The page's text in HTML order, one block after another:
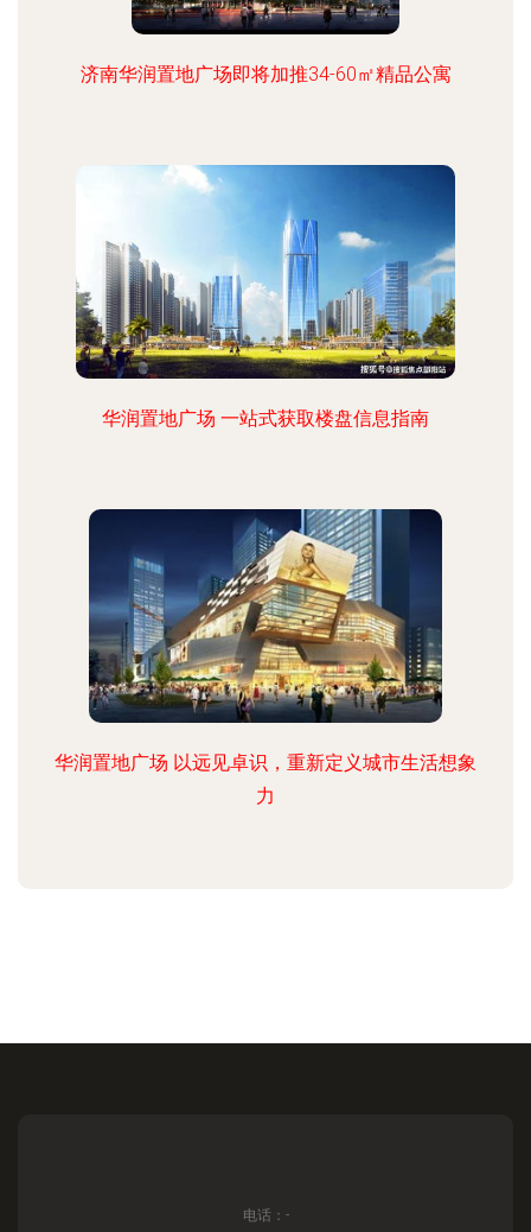
济南华润置地广场即将加推34-60㎡精品公寓
华润置地广场 一站式获取楼盘信息指南
华润置地广场 以远见卓识，重新定义城市生活想象
力
电话：-